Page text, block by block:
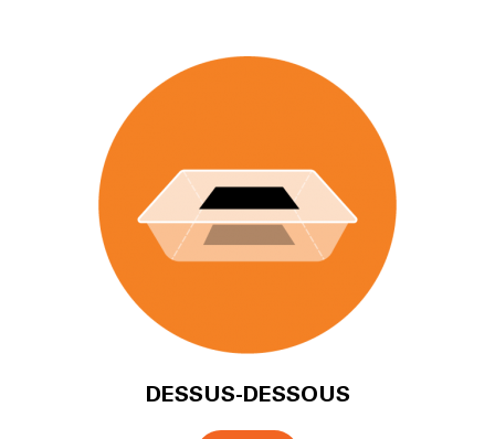
DESSUS-DESSOUS